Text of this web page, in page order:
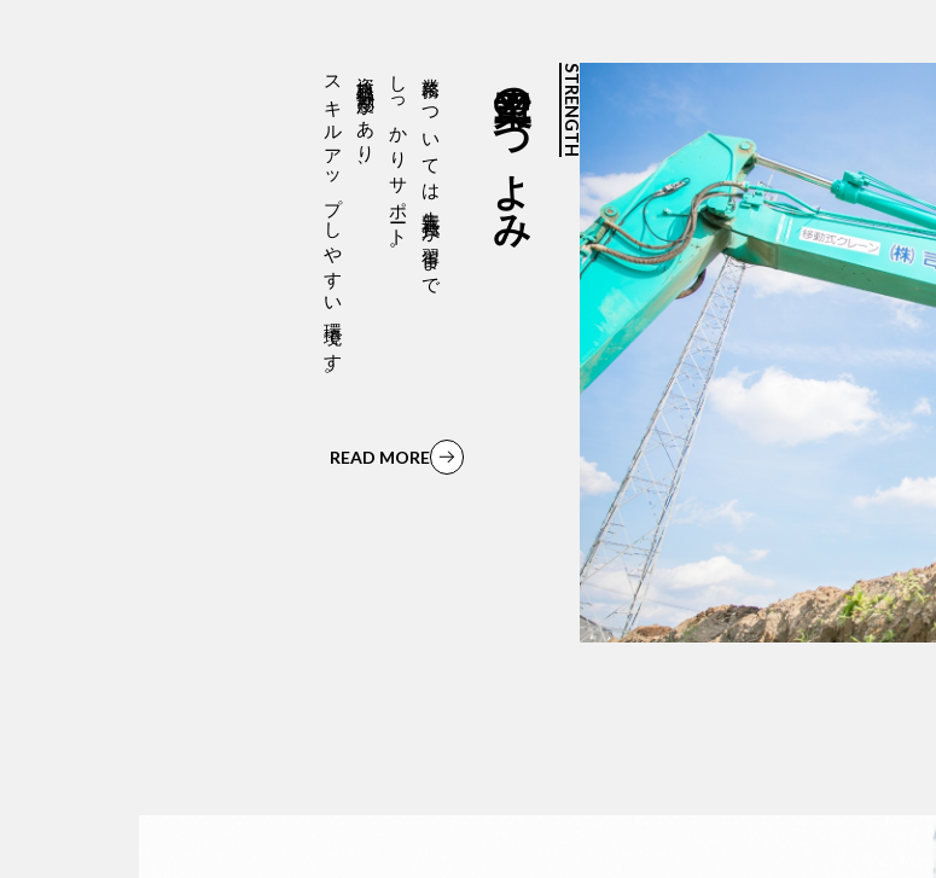
STRENGTH
司工業のつよみ
業務については先輩社員が習得まで
しっかりサポート。
資格取得制度があり、
スキルアップしやすい環境です。
READ MORE